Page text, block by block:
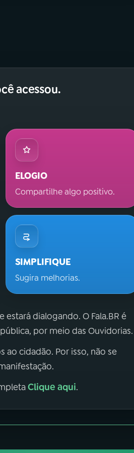
acessou.
ELOGIO
Compartilhe algo positivo.
SIMPLIFIQUE
Sugira melhorias.
estará dialogando. O Fala.BR é
por meio das Ouvidorias.
ao cidadão. Por isso, não se
Clique aqui.